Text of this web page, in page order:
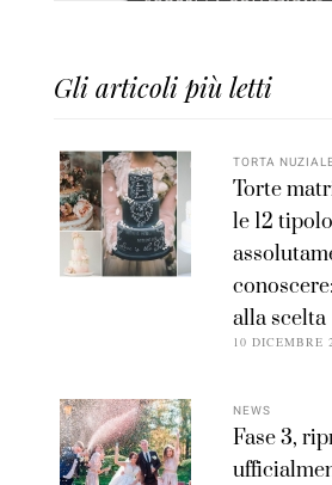
Gli articoli più letti
TORTA
Torte
le 12
alla scelta
10 DICEMBRE
NEWS
Fase 3,